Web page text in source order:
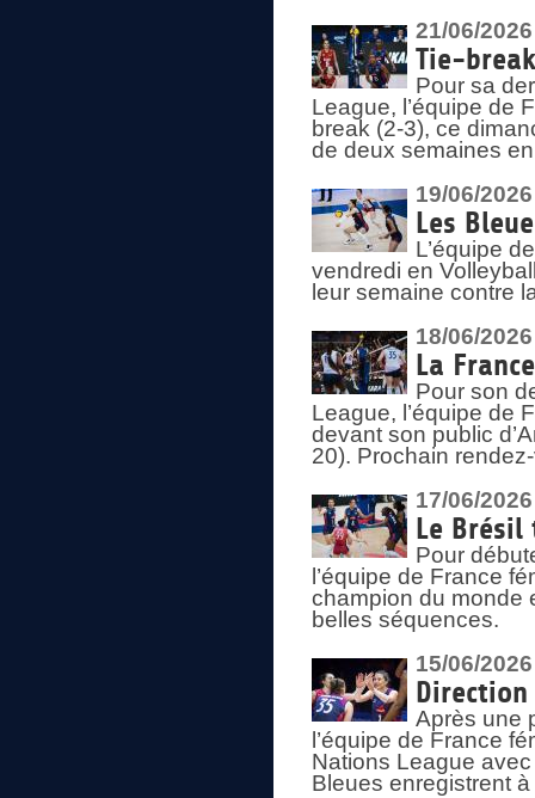
21/06/2026
Tie-
Pour sa
League, l’équipe de
break (2-3), ce
de deux semaines
19/06/2026
Les
L’équipe
vendredi en
leur semaine contre
18/06/2026
La
Pour son
League, l’équipe de
devant son public
20). Prochain
17/06/2026
Le
Pour
l’équipe de France
champion du monde
belles séquences.
15/06/2026
Après une
l’équipe de France
Nations League
Bleues enregistrent